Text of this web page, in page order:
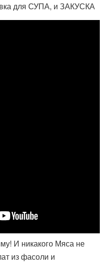
для СУПА, и ЗАКУСКА
И никакого Мяса не
из фасоли и